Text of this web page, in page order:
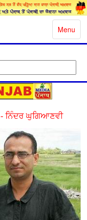
Toggle
Menu
- ਨਿੰਦਰ ਘੁਗਿਆਣਵੀ